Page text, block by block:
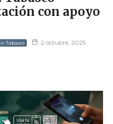
con apoyo
Tabasco 2 octubre, 2025